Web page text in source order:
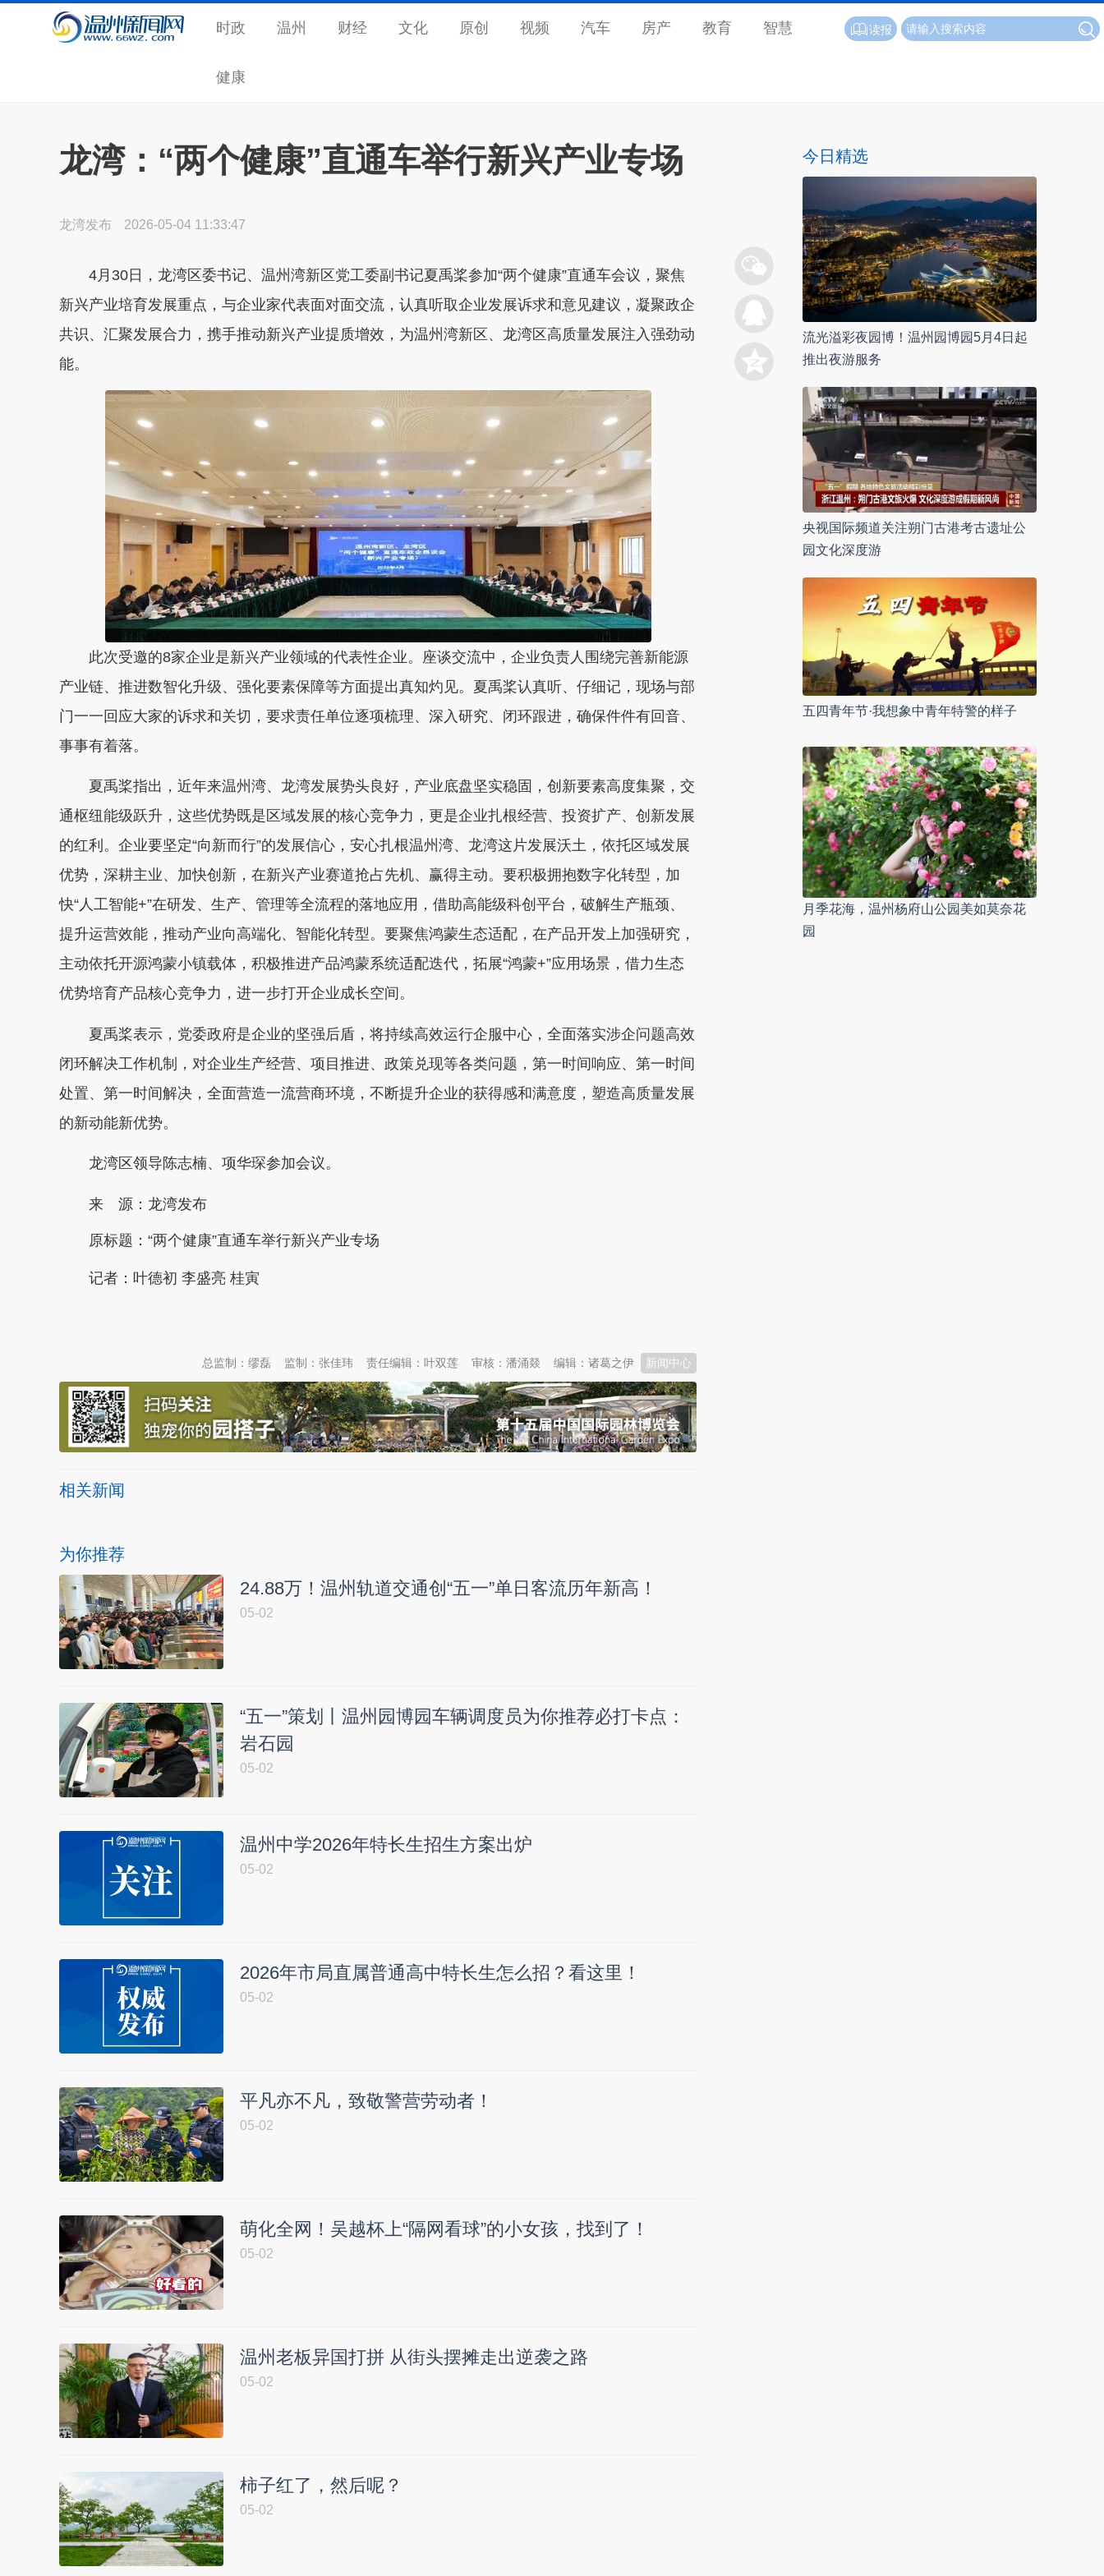
时政 温州 财经 文化 原创 视频 汽车 房产 教育 智慧
健康
读报
龙湾：“两个健康”直通车举行新兴产业专场
龙湾发布 2026-05-04 11:33:47
4月30日，龙湾区委书记、温州湾新区党工委副书记夏禹桨参加“两个健康”直通车会议，聚焦
新兴产业培育发展重点，与企业家代表面对面交流，认真听取企业发展诉求和意见建议，凝聚政企
共识、汇聚发展合力，携手推动新兴产业提质增效，为温州湾新区、龙湾区高质量发展注入强劲动
能。
此次受邀的8家企业是新兴产业领域的代表性企业。座谈交流中，企业负责人围绕完善新能源
产业链、推进数智化升级、强化要素保障等方面提出真知灼见。夏禹桨认真听、仔细记，现场与部
门一一回应大家的诉求和关切，要求责任单位逐项梳理、深入研究、闭环跟进，确保件件有回音、
事事有着落。
夏禹桨指出，近年来温州湾、龙湾发展势头良好，产业底盘坚实稳固，创新要素高度集聚，交
通枢纽能级跃升，这些优势既是区域发展的核心竞争力，更是企业扎根经营、投资扩产、创新发展
的红利。企业要坚定“向新而行”的发展信心，安心扎根温州湾、龙湾这片发展沃土，依托区域发展
优势，深耕主业、加快创新，在新兴产业赛道抢占先机、赢得主动。要积极拥抱数字化转型，加
快“人工智能+”在研发、生产、管理等全流程的落地应用，借助高能级科创平台，破解生产瓶颈、
提升运营效能，推动产业向高端化、智能化转型。要聚焦鸿蒙生态适配，在产品开发上加强研究，
主动依托开源鸿蒙小镇载体，积极推进产品鸿蒙系统适配迭代，拓展“鸿蒙+”应用场景，借力生态
优势培育产品核心竞争力，进一步打开企业成长空间。
夏禹桨表示，党委政府是企业的坚强后盾，将持续高效运行企服中心，全面落实涉企问题高效
闭环解决工作机制，对企业生产经营、项目推进、政策兑现等各类问题，第一时间响应、第一时间
处置、第一时间解决，全面营造一流营商环境，不断提升企业的获得感和满意度，塑造高质量发展
的新动能新优势。
龙湾区领导陈志楠、项华琛参加会议。
来 源：龙湾发布
原标题： “两个健康”直通车举行新兴产业专场
记者：叶德初 李盛亮 桂寅
新闻中心
编辑：诸葛之伊
审核：潘涌燚
责任编辑：叶双莲
监制：张佳玮
总监制：缪磊
相关新闻
为你推荐
24.88万！温州轨道交通创“五一”单日客流历年新高！
05-02
“五一”策划丨温州园博园车辆调度员为你推荐必打卡点：
岩石园
05-02
温州中学2026年特长生招生方案出炉
05-02
2026年市局直属普通高中特长生怎么招？看这里！
05-02
平凡亦不凡，致敬警营劳动者！
05-02
萌化全网！吴越杯上“隔网看球”的小女孩，找到了！
05-02
温州老板异国打拼 从街头摆摊走出逆袭之路
05-02
柿子红了，然后呢？
05-02
今日精选
流光溢彩夜园博！温州园博园5月4日起
推出夜游服务
央视国际频道关注朔门古港考古遗址公
园文化深度游
五四青年节·我想象中青年特警的样子
月季花海，温州杨府山公园美如莫奈花
园